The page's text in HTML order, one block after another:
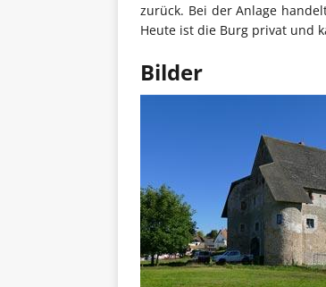
zurück. Bei der Anlage
Heute ist die Burg privat und
Bilder